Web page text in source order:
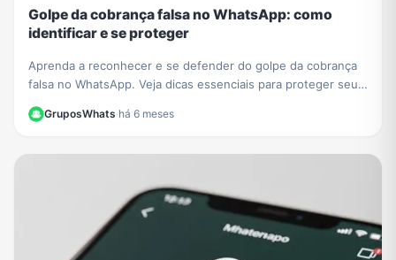
Golpe da cobrança falsa no WhatsApp: como
identificar e se proteger
Aprenda a reconhecer e se defender do golpe da cobrança
falsa no WhatsApp. Veja dicas essenciais para proteger seus
GruposWhats·há 6 meses